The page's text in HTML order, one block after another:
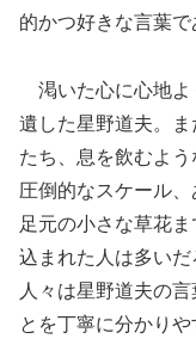
的かつ好きな言葉で
渇いた心に心地よ
遺した星野道夫。
たち、息を飲むよ
圧倒的なスケール
足元の小さな草花
込まれた人は多い
人々は星野道夫の
とを丁寧に分かり